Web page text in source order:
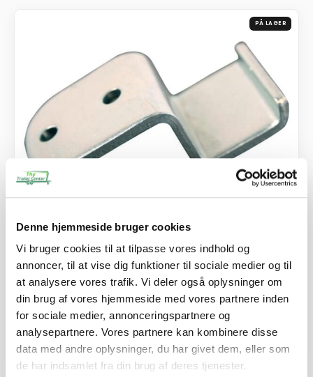
Denne hjemmeside bruger cookies
Vi bruger cookies til at tilpasse vores indhold og
annoncer, til at vise dig funktioner til sociale medier og til
at analysere vores trafik. Vi deler også oplysninger om
din brug af vores hjemmeside med vores partnere inden
for sociale medier, annonceringspartnere og
analysepartnere. Vores partnere kan kombinere disse
data med andre oplysninger, du har givet dem, eller som
de har indsamlet fra din brug af deres tjenester.
PÅ LAGER
20,50kr.
16,40kr.ekskl. moms
Afhentning og forsendelse
Se detaljer